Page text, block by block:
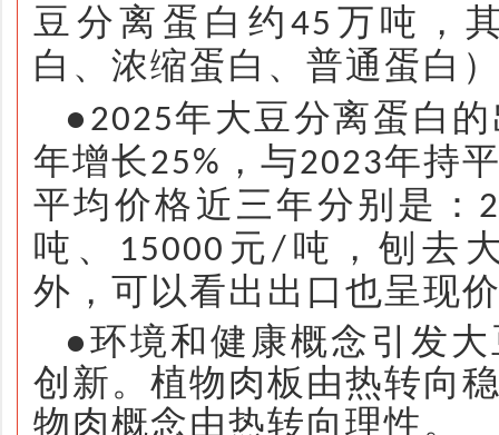
豆分离蛋白约45 万吨，
白、浓缩蛋白、普通蛋白
● 2025年大豆分离蛋白
年增长25% ，与2023年持
平均价格近三年分别是：
吨、 15000 元/ 吨，刨去
外，可以看出出口也呈现
●环境和健康概念引发
创新。植物肉板由热转向
物肉概念由热转向理性。